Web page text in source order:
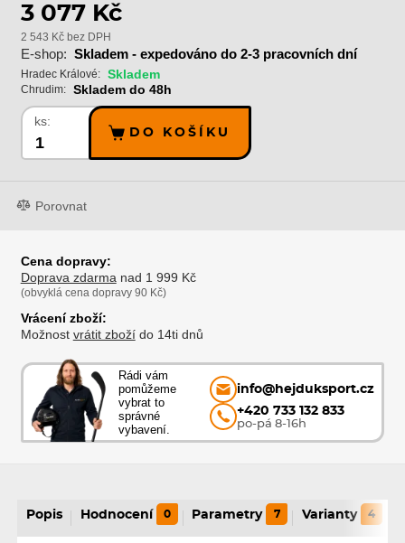
3 077 Kč
2 543 Kč bez DPH
E-shop: Skladem - expedováno do 2-3 pracovních dní
Hradec Králové: Skladem
Chrudim: Skladem do 48h
ks:
DO KOŠÍKU
Porovnat
Cena dopravy:
Doprava zdarma nad 1 999 Kč
(obvyklá cena dopravy 90 Kč)
Vrácení zboží:
Možnost vrátit zbožído 14ti dnů
Rádi vám
pomůžeme
vybrat to
správné
vybavení.
info@hejduksport.cz
+420 733 132 833
po-pá 8-16h
Popis Hodnocení 0 Parametry 7 Varianty 4